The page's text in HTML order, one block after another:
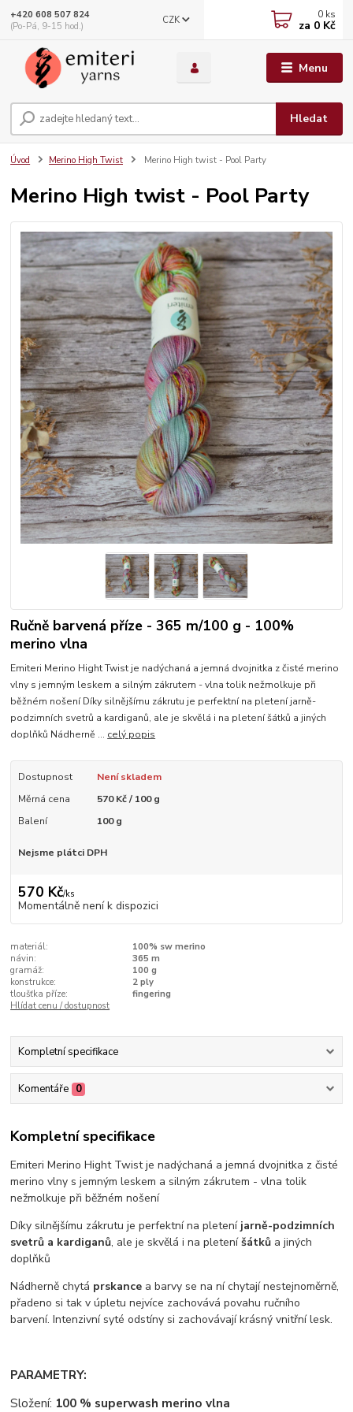
Menu
CZK
Hledat
+420 608 507 824
(Po-Pá, 9-15 hod.)
0 ks
za 0 Kč
Úvod Merino High Twist Merino High twist - Pool Party
Merino High twist - Pool Party
Ručně barvená příze - 365 m/100 g - 100%
merino vlna
Emiteri Merino Hight Twist je nadýchaná a jemná dvojnitka z čisté merino
vlny s jemným leskem a silným zákrutem - vlna tolik nežmolkuje při
běžném nošení Díky silnějšímu zákrutu je perfektní na pletení jarně-
podzimních svetrů a kardiganů, ale je skvělá i na pletení šátků a jiných
doplňků Nádherně ... celý popis
Dostupnost
Není skladem
Měrná cena
570 Kč / 100 g
Balení
100 g
Nejsme plátci DPH
570 Kč/ks
Momentálně není k dispozici
materiál:
100% sw merino
návin:
365 m
gramáž:
100 g
konstrukce:
2 ply
tloušťka příze:
fingering
Hlídat cenu / dostupnost
Kompletní specifikace
Komentáře 0
Kompletní specifikace
Emiteri Merino Hight Twist je nadýchaná a jemná dvojnitka z čisté
merino vlny s jemným leskem a silným zákrutem - vlna tolik
nežmolkuje při běžném nošení
Díky silnějšímu zákrutu je perfektní na pletení jarně-podzimních
svetrů a kardiganů, ale je skvělá i na pleteníšátků a jiných
doplňků
Nádherně chytá prskance a barvy se na ní chytají nestejnoměrně,
přadeno si tak v úpletu nejvíce zachovává povahu ručního
barvení. Intenzivní syté odstíny si zachovávají krásný vnitřní lesk.
PARAMETRY:
Složení: 100 % superwash merino vlna